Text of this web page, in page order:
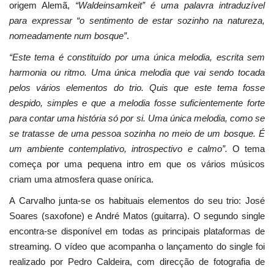
origem Alemã, “Waldeinsamkeit” é uma palavra intraduzível
para expressar “o sentimento de estar sozinho na natureza,
nomeadamente num bosque”.
“Este tema é constituído por uma única melodia, escrita sem
harmonia ou ritmo. Uma única melodia que vai sendo tocada
pelos vários elementos do trio. Quis que este tema fosse
despido, simples e que a melodia fosse suficientemente forte
para contar uma história só por si. Uma única melodia, como se
se tratasse de uma pessoa sozinha no meio de um bosque. É
um ambiente contemplativo, introspectivo e calmo”. O tema
começa por uma pequena intro em que os vários músicos
criam uma atmosfera quase onírica.
A Carvalho junta-se os habituais elementos do seu trio: José
Soares (saxofone) e André Matos (guitarra). O segundo single
encontra-se disponível em todas as principais plataformas de
streaming. O vídeo que acompanha o lançamento do single foi
realizado por Pedro Caldeira, com direcção de fotografia de